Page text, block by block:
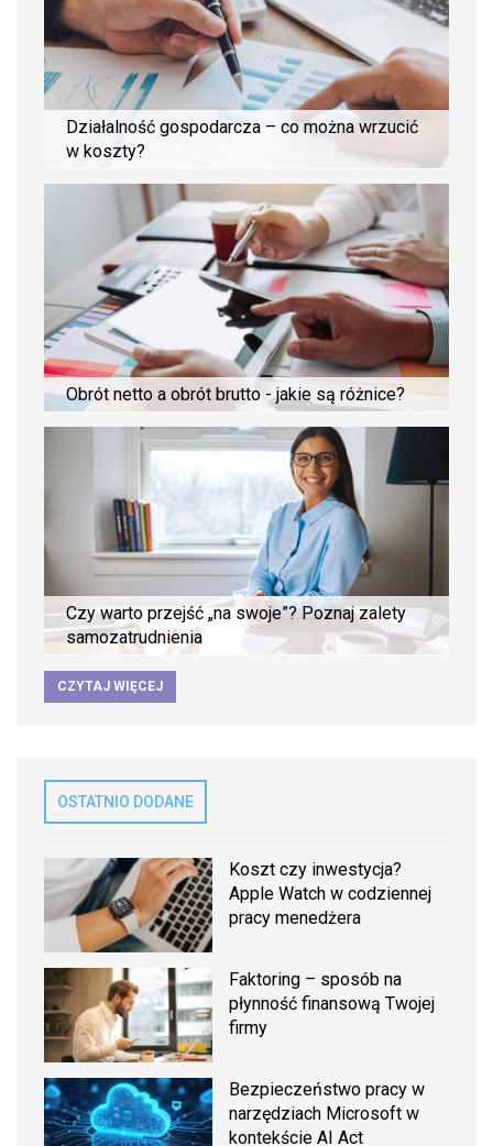
Działalność gospodarcza – co można wrzucić
w koszty?
Obrót netto a obrót brutto - jakie są różnice?
Czy warto przejść „na swoje”? Poznaj zalety
samozatrudnienia
CZYTAJ WIĘCEJ
OSTATNIO DODANE
Koszt czy inwestycja?
Apple Watch w codziennej
pracy menedżera
Faktoring – sposób na
płynność finansową Twojej
firmy
Bezpieczeństwo pracy w
narzędziach Microsoft w
kontekście AI Act